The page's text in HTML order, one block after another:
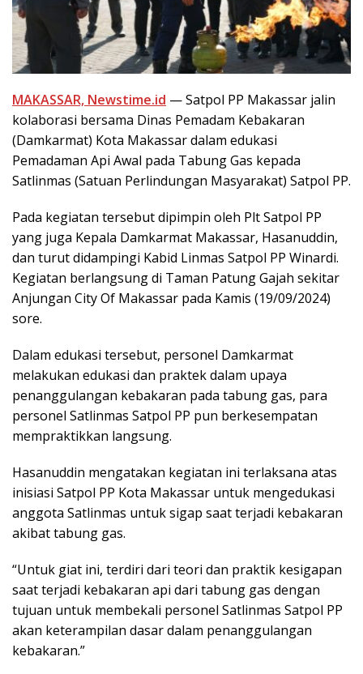
MAKASSAR, Newstime.id — Satpol PP Makassar jalin
kolaborasi bersama Dinas Pemadam Kebakaran
(Damkarmat) Kota Makassar dalam edukasi
Pemadaman Api Awal pada Tabung Gas kepada
Satlinmas (Satuan Perlindungan Masyarakat) Satpol PP.
Pada kegiatan tersebut dipimpin oleh Plt Satpol PP
yang juga Kepala Damkarmat Makassar, Hasanuddin,
dan turut didampingi Kabid Linmas Satpol PP Winardi.
Kegiatan berlangsung di Taman Patung Gajah sekitar
Anjungan City Of Makassar pada Kamis (19/09/2024)
sore.
Dalam edukasi tersebut, personel Damkarmat
melakukan edukasi dan praktek dalam upaya
penanggulangan kebakaran pada tabung gas, para
personel Satlinmas Satpol PP pun berkesempatan
mempraktikkan langsung.
Hasanuddin mengatakan kegiatan ini terlaksana atas
inisiasi Satpol PP Kota Makassar untuk mengedukasi
anggota Satlinmas untuk sigap saat terjadi kebakaran
akibat tabung gas.
“Untuk giat ini, terdiri dari teori dan praktik kesigapan
saat terjadi kebakaran api dari tabung gas dengan
tujuan untuk membekali personel Satlinmas Satpol PP
akan keterampilan dasar dalam penanggulangan
kebakaran.”